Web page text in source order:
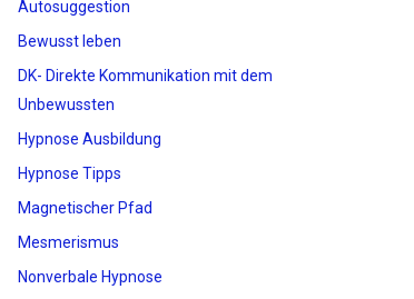
Autosuggestion
Bewusst leben
DK- Direkte Kommunikation mit dem
Unbewussten
Hypnose Ausbildung
Hypnose Tipps
Magnetischer Pfad
Mesmerismus
Nonverbale Hypnose